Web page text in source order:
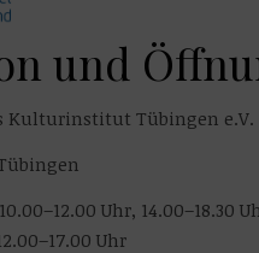
und
Kulturinstitut Tübingen e.V.
Uhr, 14.00–18.30
Uhr